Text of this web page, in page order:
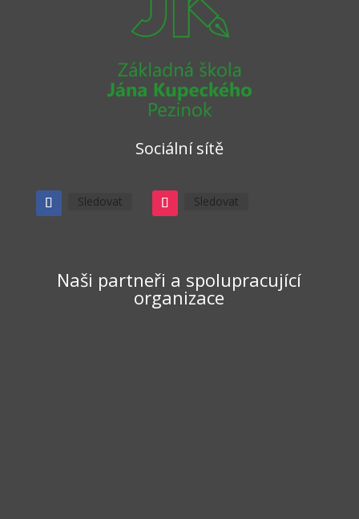
Sociální sítě
Sledovat Sledovat
Naši partneři a spolupracující
organizace